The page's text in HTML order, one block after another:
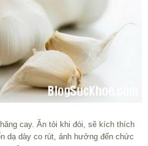
cay. Ăn tỏi khi đói, sẽ kích thích
dạ dày co rút, ảnh hưởng đến chức